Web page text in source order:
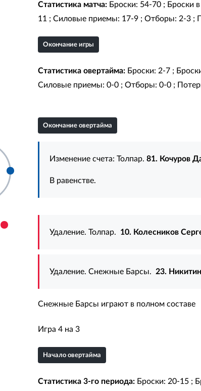
Статистика матча:Броски: 54-70 ; Броски
11 ; Силовые приемы: 17-9 ; Отборы: 2-3 ;
Окончание игры
Статистика овертайма:Броски: 2-7 ;
Силовые приемы: 0-0 ; Отборы: 0-0 ;
Окончание овертайма
Изменение счета: Толпар. 81. Кочуров
В равенстве.
Удаление. Толпар. 10. Колесников
Удаление. Снежные Барсы. 23.
Снежные Барсы играют в полном составе
Игра 4 на 3
Начало овертайма
Статистика 3-го периода:Броски: 20-15 ;